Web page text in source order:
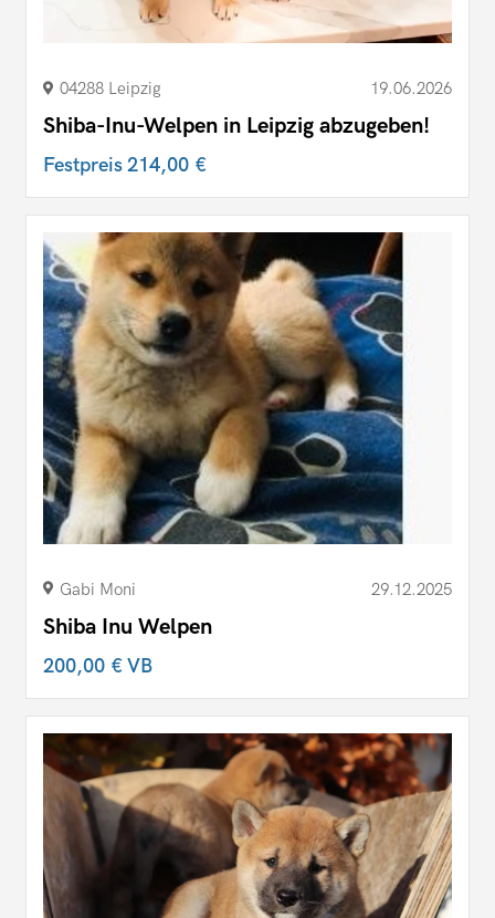
04288 Leipzig 19.06.2026
Shiba-Inu-Welpen in Leipzig abzugeben!
Festpreis214,00 €
Gabi Moni 29.12.2025
Shiba Inu Welpen
200,00 €VB